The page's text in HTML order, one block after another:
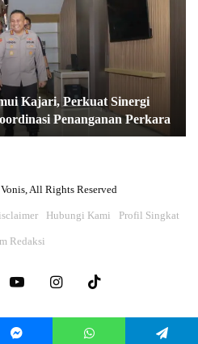
Kajari, Perkuat Sinergi
Penanganan Perkara
All Rights Reserved
Hubungi Kami Profil Singkat
Redaksi
YouTubeInstagram